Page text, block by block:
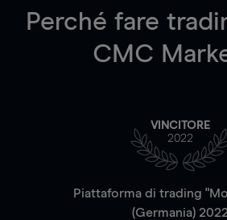
Perché fare
CMC
VINCITORE
2022
Piattaforma di trading
(Germania)